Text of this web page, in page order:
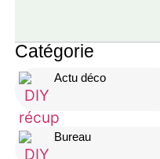
Catégorie
Actu déco
Bureau